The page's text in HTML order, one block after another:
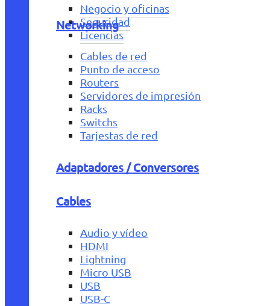
Negocio y oficinas
Seguridad
Licencias
Networking
Cables de red
Punto de acceso
Routers
Servidores de impresión
Racks
Switchs
Tarjestas de red
Adaptadores / Conversores
Cables
Audio y vídeo
HDMI
Lightning
Micro USB
USB
USB-C